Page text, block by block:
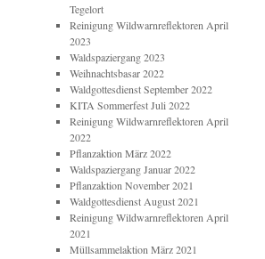
Tegelort
Reinigung Wildwarnreflektoren April
2023
Waldspaziergang 2023
Weihnachtsbasar 2022
Waldgottesdienst September 2022
KITA Sommerfest Juli 2022
Reinigung Wildwarnreflektoren April
2022
Pflanzaktion März 2022
Waldspaziergang Januar 2022
Pflanzaktion November 2021
Waldgottesdienst August 2021
Reinigung Wildwarnreflektoren April
2021
Müllsammelaktion März 2021